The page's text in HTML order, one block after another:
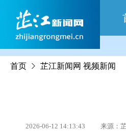
首页 芷江新闻网 视频新闻
2026-06-12 14:13:43 来源：